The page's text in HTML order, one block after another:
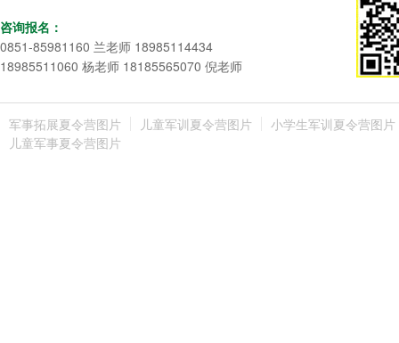
咨询报名：
0851-85981160 兰老师 18985114434
18985511060 杨老师 18185565070 倪老师
军事拓展夏令营图片 儿童军训夏令营图片
小学生军训夏令营图片
儿童军事夏令营图片